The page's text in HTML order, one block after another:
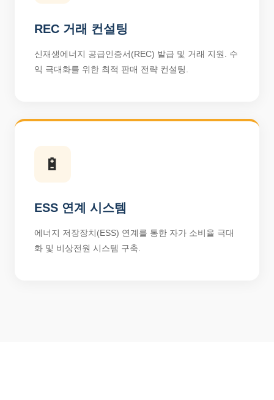
REC 거래 컨설팅
신재생에너지 공급인증서(REC) 발급 및 거래 지원. 수
익 극대화를 위한 최적 판매 전략 컨설팅.
🔋
ESS 연계 시스템
에너지 저장장치(ESS) 연계를 통한 자가 소비율 극대
화 및 비상전원 시스템 구축.